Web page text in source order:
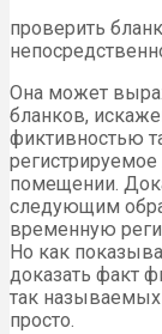
проверить
Она может
бланков,
фиктивностью
помещении.
следующим
временную
Но как
доказать факт
так
просто.